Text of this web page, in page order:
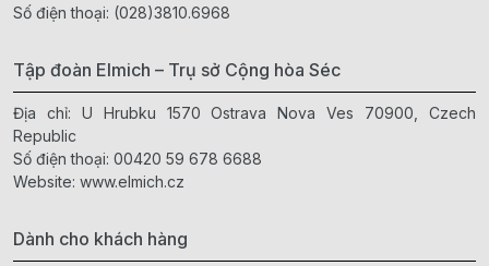
Số điện thoại: (028)3810.6968
Tập đoàn Elmich – Trụ sở Cộng hòa Séc
Địa chỉ: U Hrubku 1570 Ostrava Nova Ves 70900, Czech
Republic
Số điện thoại: 00420 59 678 6688
Website: www.elmich.cz
Dành cho khách hàng